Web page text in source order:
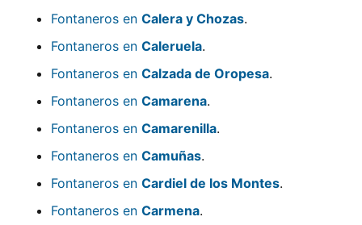
Fontaneros en Calera y Chozas.
Fontaneros en Caleruela.
Fontaneros en Calzada de Oropesa.
Fontaneros en Camarena.
Fontaneros en Camarenilla.
Fontaneros en Camuñas.
Fontaneros en Cardiel de los Montes.
Fontaneros en Carmena.